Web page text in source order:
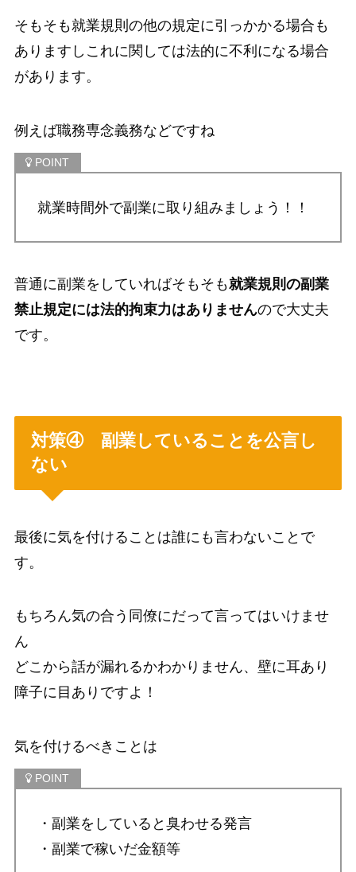
そもそも就業規則の他の規定に引っかかる場合も
ありますしこれに関しては法的に不利になる場合
があります。
例えば職務専念義務などですね
就業時間外で副業に取り組みましょう！！
普通に副業をしていればそもそも就業規則の副業
禁止規定には法的拘束力はありませんので大丈夫
です。
対策④ 副業していることを公言し
ない
最後に気を付けることは誰にも言わないことで
す。
もちろん気の合う同僚にだって言ってはいけませ
ん
どこから話が漏れるかわかりません、壁に耳あり
障子に目ありですよ！
気を付けるべきことは
・副業をしていると臭わせる発言
・副業で稼いだ金額等